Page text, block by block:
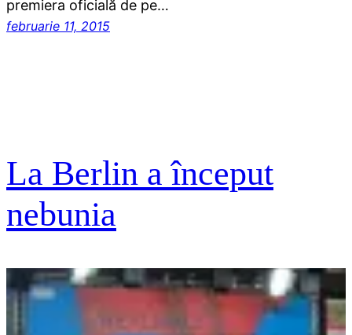
premiera oficială de pe…
februarie 11, 2015
La Berlin a început
nebunia